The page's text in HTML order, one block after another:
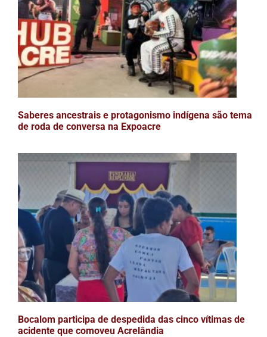
Saberes ancestrais e protagonismo indígena são tema
de roda de conversa na Expoacre
Bocalom participa de despedida das cinco vítimas de
acidente que comoveu Acrelândia